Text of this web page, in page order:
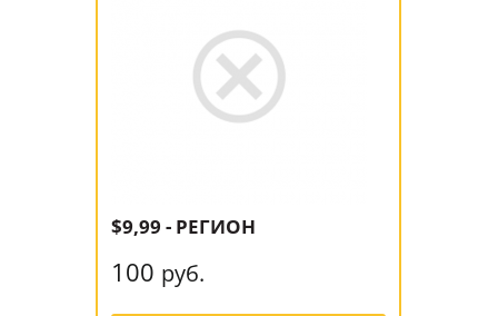
$9,99 - РЕГИОН
100 руб.